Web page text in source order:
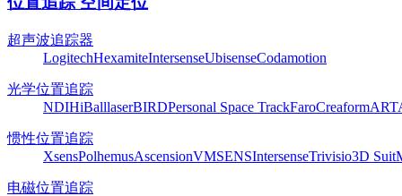
超声波追踪器
LogitechHexamiteIntersenseUbisenseCodamotion
光学位置追踪
NDIHiBalllaserBIRDPersonal Space TrackFaroCreaformART
惯性位置追踪
XsensPolhemusAscensionVMSENSIntersenseTrivisio3D Suit
电磁位置追踪